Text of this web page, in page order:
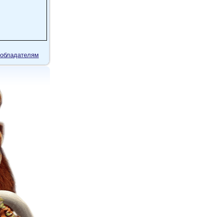
для
хотела
книга